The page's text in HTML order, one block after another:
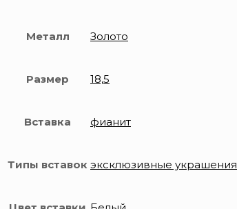
Металл Золото
Размер 18,5
Вставка фианит
Типы вставок эксклюзивные украшения